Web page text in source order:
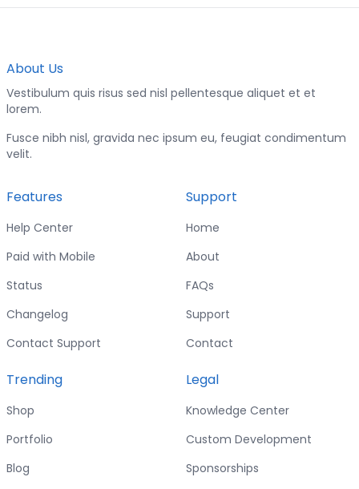
About Us
Vestibulum quis risus sed nisl pellentesque aliquet et et
lorem.
Fusce nibh nisl, gravida nec ipsum eu, feugiat condimentum
velit.
Features
Help Center
Paid with Mobile
Status
Changelog
Contact Support
Support
Home
About
FAQs
Support
Contact
Trending
Shop
Portfolio
Blog
Legal
Knowledge Center
Custom Development
Sponsorships